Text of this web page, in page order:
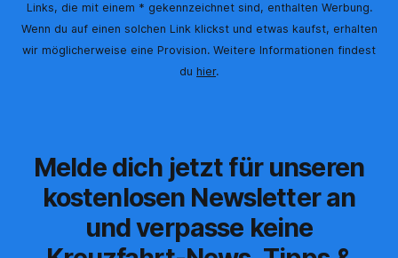
Links, die mit einem * gekennzeichnet sind, enthalten Werbung.
Wenn du auf einen solchen Link klickst und etwas kaufst, erhalten
wir möglicherweise eine Provision. Weitere Informationen findest
du hier.
Melde dich jetzt für unseren
kostenlosen Newsletter an
und verpasse keine